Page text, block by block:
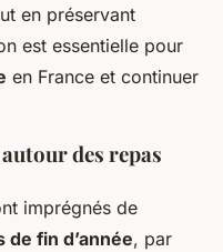
en préservant
est essentielle pour
en France et continuer
des repas
imprégnés de
de fin d’année, par